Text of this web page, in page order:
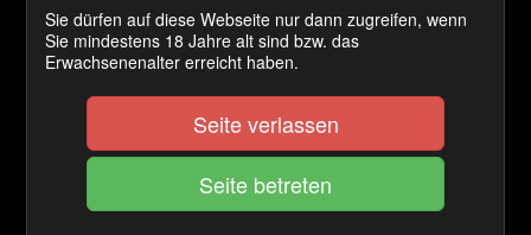
50 Coins
JETZT KAUFEN
Ein Wochenende bist du nur
Sie dürfen auf diese Webseite nur dann zugreifen, wenn
Sie mindestens 18 Jahre alt sind bzw. das
Erwachsenenalter erreicht haben.
Seite verlassen